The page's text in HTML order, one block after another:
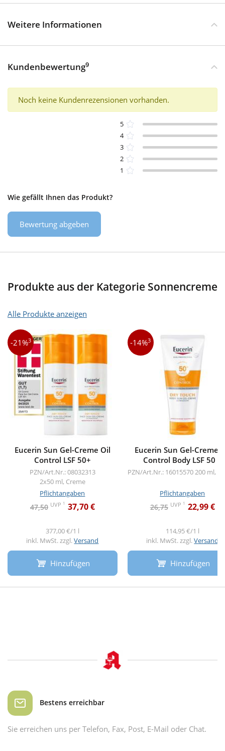
Weitere Informationen
Kundenbewertung9
Noch keine Kundenrezensionen vorhanden.
5
4
3
2
1
Wie gefällt Ihnen das Produkt?
Bewertung abgeben
Produkte aus der Kategorie Sonnencreme
Alle Produkte anzeigen
-21%3
Eucerin Sun Gel-Creme Oil
Control LSF 50+
PZN/Art.Nr.: 08032313
2x50 ml, Creme
Pflichtangaben
47,50 UVP 1 37,70 €
377,00 €/1 l
inkl. MwSt. zzgl.Versand
Hinzufügen
-14%3
Eucerin Sun Gel-Creme
Control Body LSF 50 +
PZN/Art.Nr.: 16015570200 ml,
Pflichtangaben
26,75 UVP 1 22,99 €
114,95 €/1 l
inkl. MwSt. zzgl.Versand
Hinzufügen
Bestens erreichbar
Sie erreichen uns per Telefon, Fax, Post, E-Mail oder Chat.